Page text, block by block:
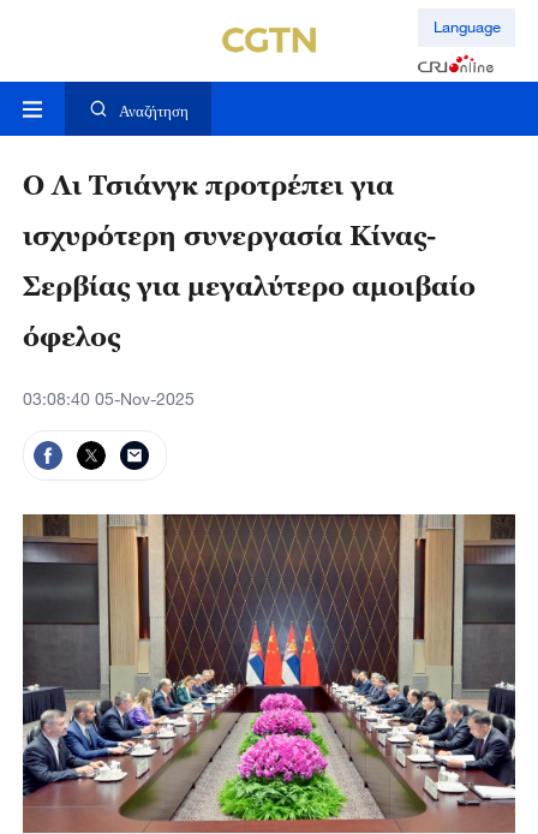
Language
Αναζήτηση
Ο Λι Τσιάνγκ προτρέπει για
ισχυρότερη συνεργασία Κίνας-
Σερβίας για μεγαλύτερο αμοιβαίο
όφελος
03:08:40 05-Nov-2025